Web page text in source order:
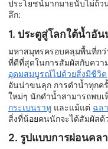
ประโยชน์มากมายนับไม่ถ้ว
ลึก:
1. ประตูสู่โลกใต้น้ำอัน
มหาสมุทรครอบคลุมพื้นที่กว่
ที่ดีที่สุดในการสัมผัสกับควา
อุดมสมบูรณ์ไปด้วยสิ่งมีชีวิต
อันน่าขนลุก การดำน้ำทุกค
ใหม่ๆ นักดำน้ำสามารถพบ
กระเบนราหู และแม้แต่ ฉล
สิ่งที่น้อยคนนักจะได้สัมผัสด้
2. รูปแบบการผ่อนคล